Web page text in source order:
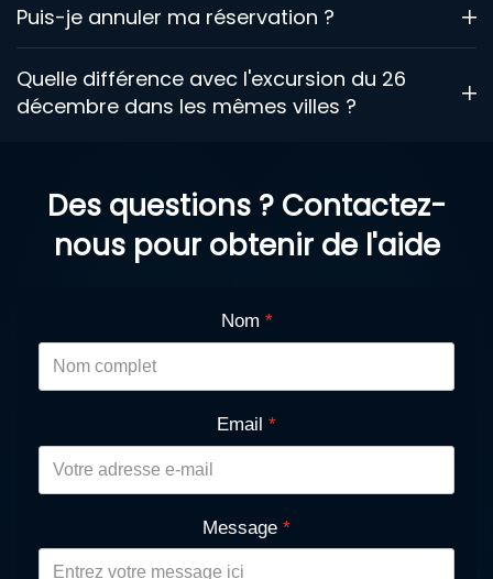
Puis-je annuler ma réservation ?
Quelle différence avec l'excursion du 26
décembre dans les mêmes villes ?
Des questions ? Contactez-
nous pour obtenir de l'aide
Nom *
Email *
Message *